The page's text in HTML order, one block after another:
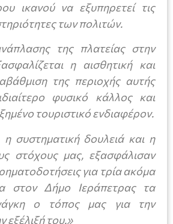
ικανού να εξυπηρετεί τις
των πολιτών.
της πλατείας στην
η αισθητική και
της περιοχής αυτής
φυσικό κάλλος και
τουριστικό ενδιαφέρον.
συστηματική δουλειά και η
στόχους μας, εξασφάλισαν
για τρία ακόμα
στον Δήμο Ιεράπετρας τα
ο τόπος μας για την
εξέλιξή του.»